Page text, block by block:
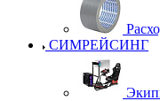
СИМРЕЙСИНГ